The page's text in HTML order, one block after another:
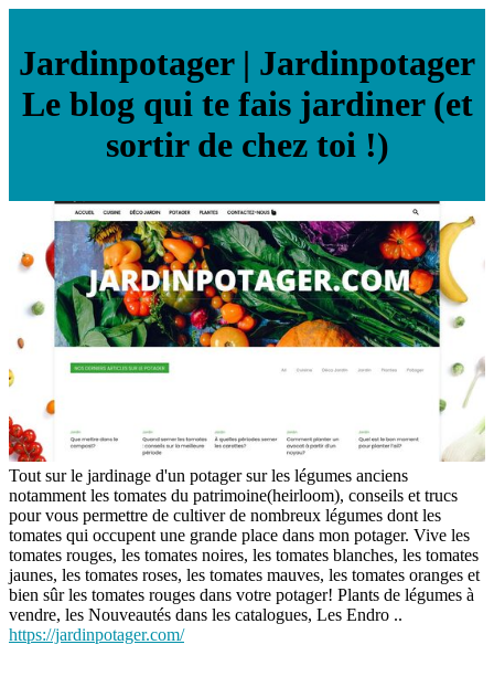
Jar­din­pota­ger | Jar­din­pota­ger
Le blog qui te fais jardiner (et
sortir de chez toi !)
Tout sur le jardinage d'un potager sur les légumes anciens
notamment les tomates du patrimoine(heirloom), conseils et trucs
pour vous permettre de cultiver de nombreux légumes dont les
tomates qui occupent une grande place dans mon potager. Vive les
tomates rouges, les tomates noires, les tomates blanches, les tomates
jaunes, les tomates roses, les tomates mauves, les tomates oranges et
bien sûr les tomates rouges dans votre potager! Plants de légumes à
vendre, les Nouveautés dans les catalogues, Les Endro ..
https://jardinpotager.com/